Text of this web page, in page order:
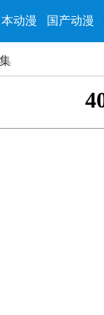
动漫 国产动漫